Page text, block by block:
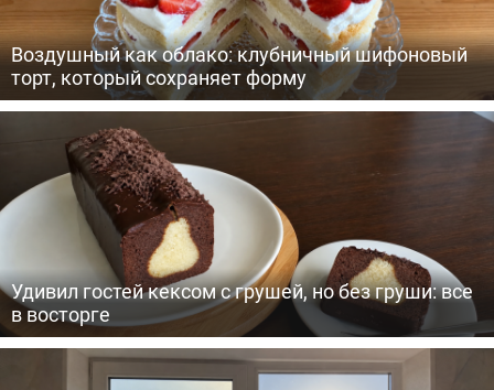
Воздушный как облако: клубничный шифоновый
торт, который сохраняет форму
Удивил гостей кексом с грушей, но без груши: все
в восторге